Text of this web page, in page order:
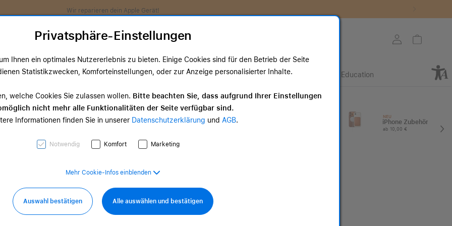
Wir reparieren dein Apple Gerät!
Mein KontoWarenkorb
TV & Home Zubehör Services Angebote Retail Education
Zubehör
Zubehör
NEU
iPhone Zubehör
ab 10,00 €
Privatsphäre-Einstellungen
Ihnen ein optimales Nutzererlebnis zu bieten. Einige Cookies sind für den Betrieb der Seite
Statistikzwecken, Komforteinstellungen, oder zur Anzeige personalisierter Inhalte.
welche Cookies Sie zulassen wollen. Bitte beachten Sie, dass aufgrund Ihrer Einstellungen
nicht mehr alle Funktionalitäten der Seite verfügbar sind.
Informationen finden Sie in unserer Datenschutzerklärung und AGB.
Notwendig Komfort Marketing
Mehr Cookie-Infos einblenden
Auswahl bestätigen Alle auswählen und bestätigen